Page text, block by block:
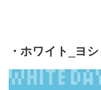
・ホワイト_ヨ